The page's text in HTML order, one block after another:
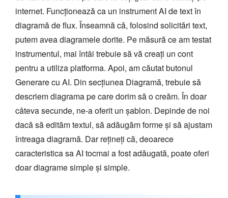
internet. Funcționează ca un instrument AI de text în
diagramă de flux. Înseamnă că, folosind solicitări text,
putem avea diagramele dorite. Pe măsură ce am testat
instrumentul, mai întâi trebuie să vă creați un cont
pentru a utiliza platforma. Apoi, am căutat butonul
Generare cu AI. Din secțiunea Diagramă, trebuie să
descriem diagrama pe care dorim să o creăm. În doar
câteva secunde, ne-a oferit un șablon. Depinde de noi
dacă să edităm textul, să adăugăm forme și să ajustam
întreaga diagramă. Dar rețineți că, deoarece
caracteristica sa AI tocmai a fost adăugată, poate oferi
doar diagrame simple și simple.